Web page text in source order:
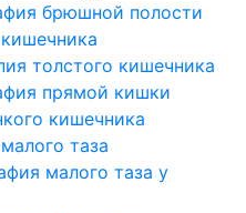
брюшной полости
толстого кишечника
прямой кишки
кишечника
таза
малого таза у